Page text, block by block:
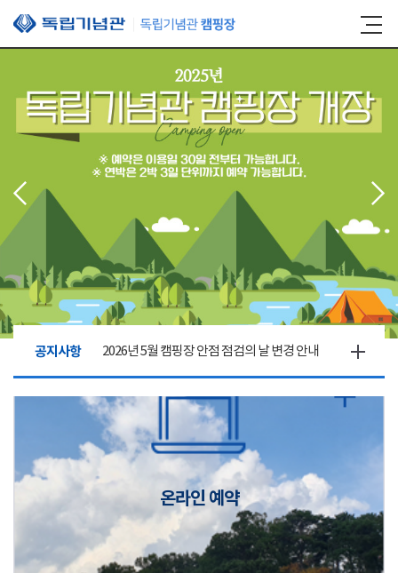
본문 바로가기
공지사항 2026년 5월 캠핑장 안점 점검의 날 변경 안내
캠핑장(9월1일~6일) 미운영 공지
2026년 5월 캠핑장 안점 점검의 날 변경 안내
캠핑장(9월1일~6일) 미운영 공지
온라인 예약